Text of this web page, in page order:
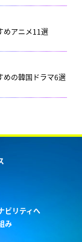
めアニメ11選
めの韓国ドラマ6選
ビリティへ
み